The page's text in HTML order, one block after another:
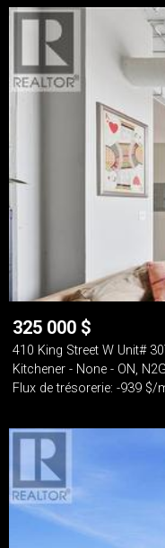
325 000 $
410 King Street W Unit#
Kitchener - None - ON,
Flux de trésorerie: -939 $/